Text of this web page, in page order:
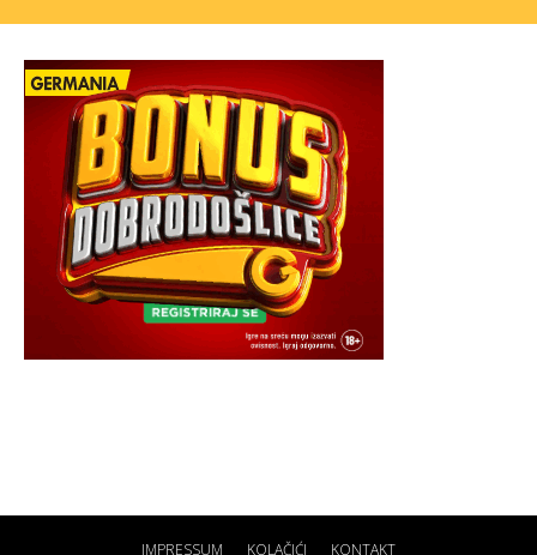
IMPRESSUM KOLAČIĆI KONTAKT